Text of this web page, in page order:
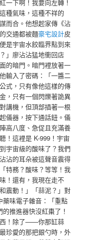
一下啊！我要向左轉！
種氣味，這種不祥的
而合。他想起家傳《沾
交通都被麵豪宅設計皮
是宇宙水餃臨界點到來
」廖沾沾猛地衝回店
的暗門。暗門裡放著一
輸入了密碼：「一醬二
式，只有像他這樣的傳
，只有一個閃爍著詭異
講機，但頂部插著一根
儀器，按下通話鈕。儀
高八度、急促且充滿養
！這裡是 K-999！宇宙
宇宙級的酸味了？我們
沾的耳朵被這聲音震得
特務？酸味？等等！我
！還有，我現在走不
震動！」「蒜泥？」對
藥味電子雜音：「重點
推進器快沒紅棗了！
西！除了——你那缸蒜
珍愛的那把銀勺時，外